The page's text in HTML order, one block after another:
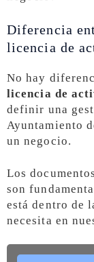
Diferencia
licencia de
No hay
licencia de
definir una
Ayuntamiento
un negocio.
Los
son
está dentro de
necesita en